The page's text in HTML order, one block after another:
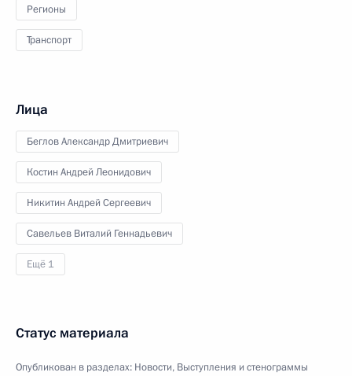
Регионы
Транспорт
Лица
Беглов Александр Дмитриевич
Костин Андрей Леонидович
Никитин Андрей Сергеевич
Савельев Виталий Геннадьевич
Ещё 1
Статус материала
Опубликован в разделах: Новости, Выступления и стенограммы